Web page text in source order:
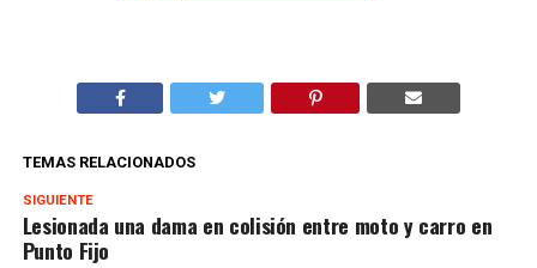
TEMAS RELACIONADOS
SIGUIENTE
Lesionada una dama en colisión entre moto y carro en
Punto Fijo